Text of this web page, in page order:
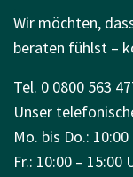
Wir möchten,
beraten fühlst –
Tel. 0 0800 563
Unser
Mo. bis Do.:
Fr.: 10:00 – 15:00